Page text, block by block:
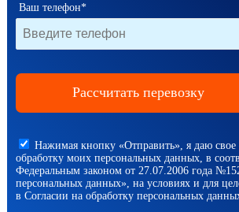
Ваш телефон*
Нажимая кнопку «Отправить», я даю свое
обработку моих персональных данных, в
Федеральным законом от 27.07.2006 года
персональных данных», на условиях и для
в Согласии на обработку персональных